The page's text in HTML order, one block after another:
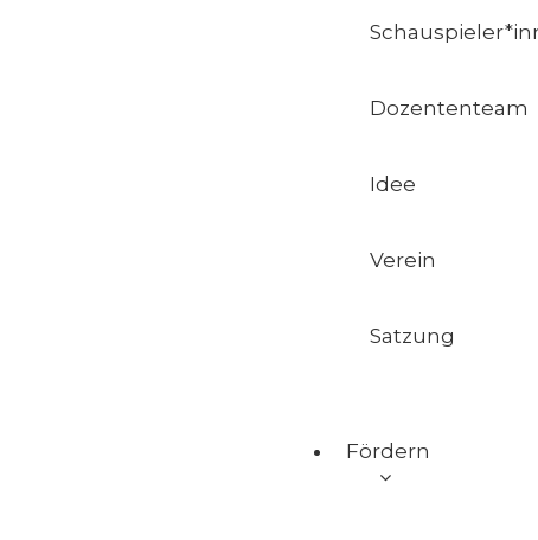
Dozententeam
Idee
Verein
Satzung
Fördern